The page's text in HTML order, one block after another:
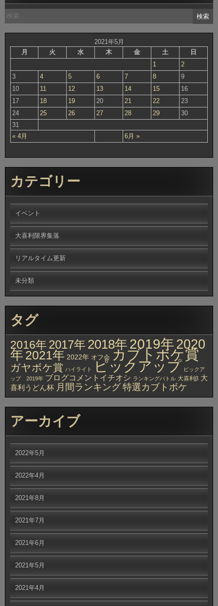
検
索:
2021年5月
月
火 水 木 金 土 日
« 4月 6月 »
1
2
3
4 5 6 7 8
9
10
11 12 13 14 15
16
17
18 19 20 21 22
23
24
25 26 27 28 29
30
31
カテゴリー
イベント
大喜利限界集落
リアルタイム更新
未分類
タグ
2016年 2017年 2018年 2019年2020
年 2021年 2022年 オフ会 カブトボケ賞
ガヤボケ賞 ハイライト ピックアップ ピックア
ップ 2019年 ブログコメントイチオシ ランキングバトル 大喜利β 大
喜利うどん杯 月間ランキング特選カブトボケ
アーカイブ
2022年5月
2022年4月
2021年8月
2021年7月
2021年6月
2021年5月
2021年4月